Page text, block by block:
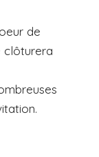
de
clôturera